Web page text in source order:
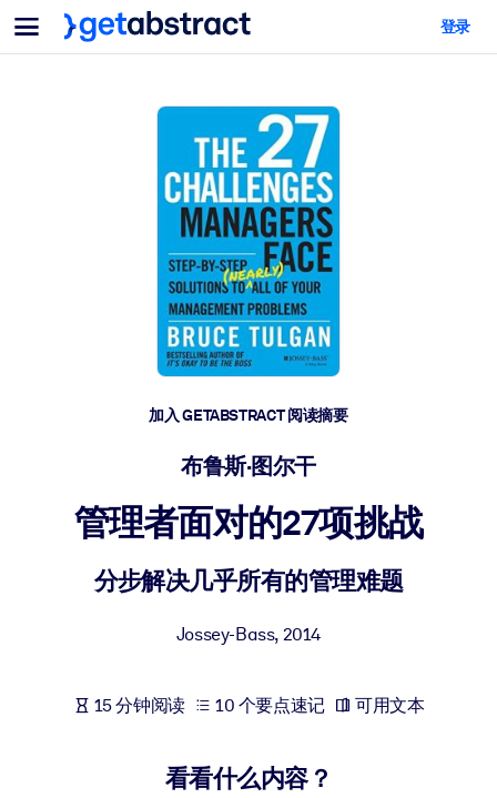
菜单
面向团队与管理者
为您的员工配备关键的人工智能技能。
帮助您的管理者为未来的工作时代做好准备。
让团队更轻松地共同学习、解决实际问题并更快采取行动。
培养您的员工应对未来挑战所需的技能。
按系统
面向 LMS/LXP
将简短且经过验证的知识引入您的 LMS/LXP，以获得更强的学习效
利用可靠、结构化的知识为您的人工智能系统提供动力，以改善输
面向人工智能系统
登录
加入 GETABSTRACT 阅读摘要
布鲁斯·图尔干
管理者面对的27项挑战
分步解决几乎所有的管理难题
Jossey-Bass, 2014
15 分钟阅读 10 个要点速记 可用文本
看看什么内容？